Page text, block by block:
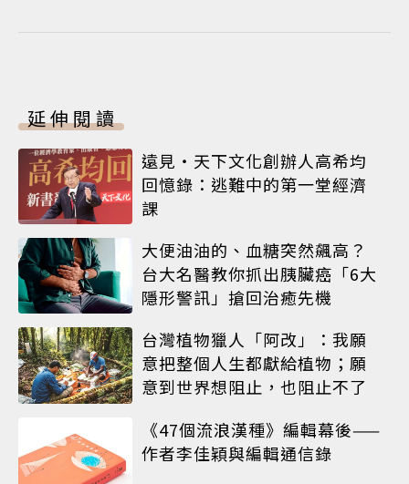
延伸閱讀
遠見‧天下文化創辦人高希均
回憶錄：逃難中的第一堂經濟
課
大便油油的、血糖突然飆高？
台大名醫教你抓出胰臟癌「6大
隱形警訊」搶回治癒先機
台灣植物獵人「阿改」：我願
意把整個人生都獻給植物；願
意到世界想阻止，也阻止不了
《47個流浪漢種》編輯幕後——
作者李佳穎與編輯通信錄